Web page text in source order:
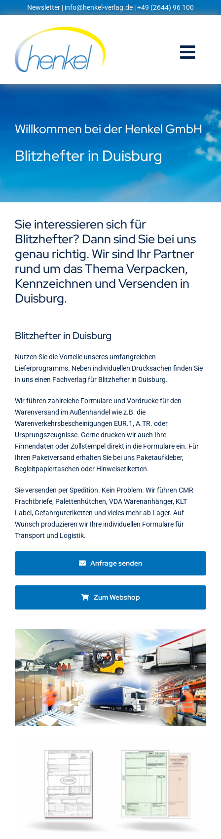
Inhalt
Newsletter | info@henkel-verlag.de | +49 (2644) 96 100
Startseite
Techniklexikon
Kontakt
Willkommen bei der Henkel GmbH
Blitzhefter in Duisburg
Sie interessieren sich für
Blitzhefter? Dann sind Sie bei uns
genau richtig. Wir sind Ihr Partner
rund um das Thema Verpacken,
Kennzeichnen und Versenden in
Duisburg.
Blitzhefter in Duisburg
Nutzen Sie die Vorteile unseres umfangreichen
Lieferprogramms. Neben individuellen Drucksachen finden Sie
in uns einen Fachverlag für Blitzhefter in Duisburg.
Wir führen zahlreiche Formulare und Vordrucke für den
Warenversand im Außenhandel wie z.B. die
Warenverkehrsbescheinigungen EUR.1, A.TR. oder
Ursprungszeugnisse. Gerne drucken wir auch Ihre
Firmendaten oder Zollstempel direkt in die Formulare ein. Für
Ihren Paketversand erhalten Sie bei uns Paketaufkleber,
Begleitpapiertaschen oder Hinweisetiketten.
Sie versenden per Spedition. Kein Problem. Wir führen CMR
Frachtbriefe, Palettenhütchen, VDA Warenanhänger, KLT
Label, Gefahrgutetiketten und vieles mehr ab Lager. Auf
Wunsch produzieren wir Ihre individuellen Formulare für
Transport und Logistik.
Anfrage senden
Zum Webshop